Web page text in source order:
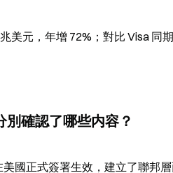
美元，年增 72%；對比 Visa 同
別確認了哪些内容？
美國正式簽署生效，建立了聯邦